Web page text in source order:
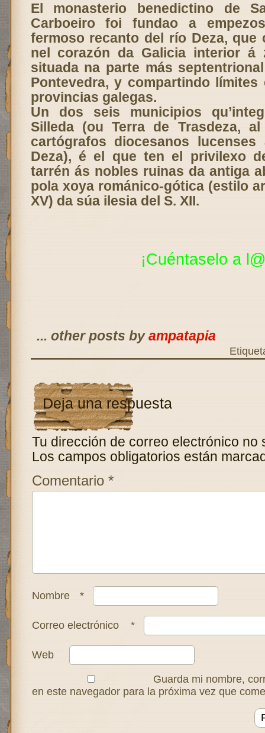
El monasterio
benedictino de
Carboeiro foi fundao a
fermoso recanto del río Deza, que
nel corazón da Galicia interior á
situada na parte más
Pontevedra, y compartindo
provincias galegas.
Un dos seis municipios
Silleda (ou Terra de Trasdeza,
cartógrafos diocesanos
Deza), é el que ten el privilexo
tarrén ás nobles ruinas da antiga
pola xoya románico-gótica (estilo
XV) da súa ilesia del S. XII.
¡Cuéntaselo a
... other posts byampatapia
Deja una respuesta
Tu dirección de correo electrónico no
Los campos obligatorios están
Comentario *
Nombre *
Correo electrónico *
Web
Guarda mi nombre,
en este navegador para la próxima vez que